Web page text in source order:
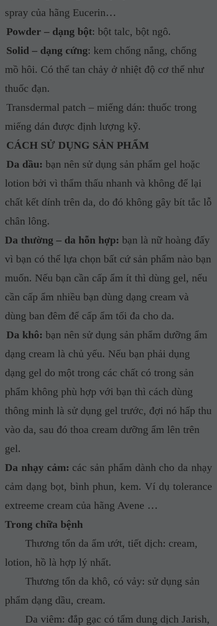
spray của hãng Eucerin…
Powder – dạng bột: bột talc, bột ngô.
Solid – dạng cứng: kem chống nắng, chống
mồ hôi. Có thể tan chảy ở nhiệt độ cơ thể như
thuốc đạn.
Transdermal patch – miếng dán: thuốc trong
miếng dán được định lượng kỹ.
CÁCH SỬ DỤNG SẢN PHẨM
Da dầu: bạn nên sử dụng sản phẩm gel hoặc
lotion bởi vì thẩm thấu nhanh và không để lại
chất kết dính trên da, do đó không gây bít tắc lỗ
chân lông.
Da thường – da hỗn hợp: bạn là nữ hoàng đấy
vì bạn có thể lựa chọn bất cứ sản phẩm nào bạn
muốn. Nếu bạn cần cấp ẩm ít thì dùng gel, nếu
cần cấp ẩm nhiều bạn dùng dạng cream và
dùng ban đêm để cấp ẩm tối đa cho da.
Da khô: bạn nên sử dụng sản phẩm dưỡng ẩm
dạng cream là chủ yếu. Nếu bạn phải dụng
dạng gel do một trong các chất có trong sản
phẩm không phù hợp với bạn thì cách dùng
thông minh là sử dụng gel trước, đợi nó hấp thu
vào da, sau đó thoa cream dưỡng ẩm lên trên
gel.
Da nhạy cảm: các sản phẩm dành cho da nhạy
cảm dạng bọt, bình phun, kem. Ví dụ tolerance
extreeme cream của hãng Avene …
Trong chữa bệnh
Thương tổn da ẩm ướt, tiết dịch: cream,
lotion, hồ là hợp lý nhất.
Thương tổn da khô, có vảy: sử dụng sản
phẩm dạng dầu, cream.
Da viêm: đắp gạc có tẩm dung dịch Jarish,